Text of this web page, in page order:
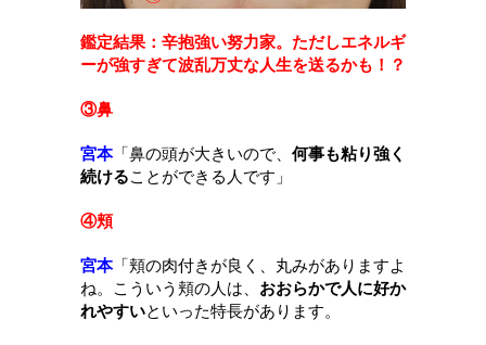
鑑定結果：辛抱強い努力家。ただしエネルギ
ーが強すぎて波乱万丈な人生を送るかも！？
③鼻
宮本「鼻の頭が大きいので、 何事も粘り強く
続けることができる人です 」
④頬
宮本「頬の肉付きが良く、丸みがありますよ
ね。こういう頬の人は、 おおらかで人に好か
れやすいといった特長があります。